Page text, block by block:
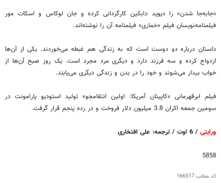
«جا‌به‌جا شدن» را دیوید دابکین کارگردانی کرده و جان لوکاس و اسکات مور
فیلمنامه‌نویسان فیلم «خماری» فیلمنامه آن را نوشته‌اند.
داستان درباره دو دوست است که به زندگی هم غبطه می‌خوردند. یکی از آن‌ها
ازدواج کرده و سه فرزند دارد و دیگری مرد مجرد است. یک روز صبح آن‌ها از
خواب بیدار می‌شوند و خود را در بدن و زندگی دیگری می‌یابند.
فیلم ابرقهرمانی «کاپیتان آمریکا: اولین انتقامجو» تولید استودیو پارامونت در
سومین جمعه اکران 3.8 میلیون دلار فروخت و در رده پنجم قرار گرفت.
ورایتی / 6 اوت / ترجمه: علی افتخاری
5858
کد مطلب166517